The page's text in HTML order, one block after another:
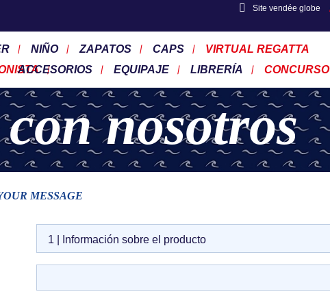
Site vendée globe
NIÑO ZAPATOS CAPS
VIRTUAL REGATTA
ACCESORIOS EQUIPAJE LIBRERÍA CONCURSO
nosotros
MESSAGE